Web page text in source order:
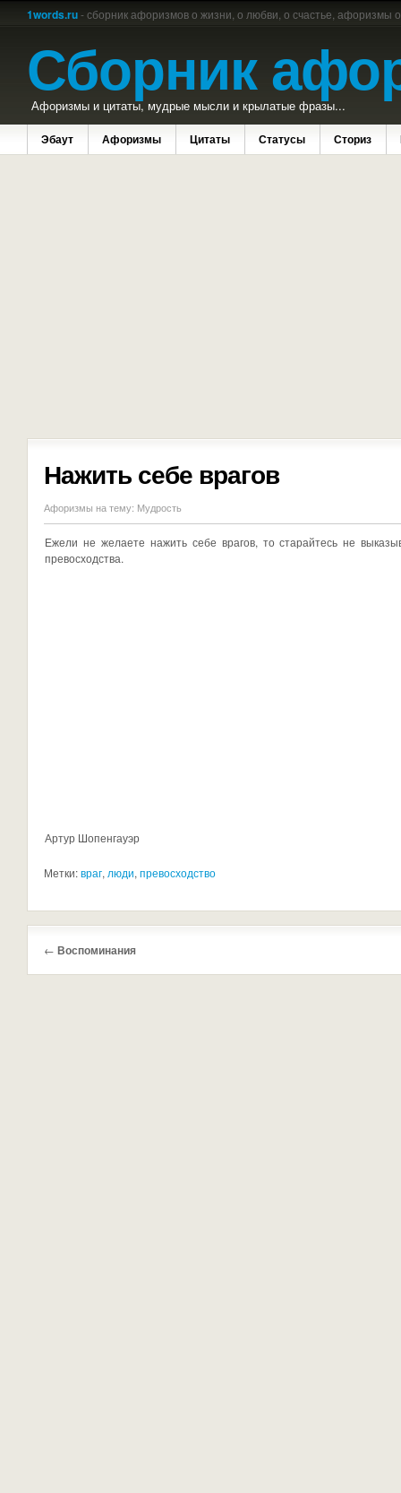
1words.ru- сборник афоризмов о жизни, о любви, о счастье,
Сборник
Афоризмы и цитаты, мудрые мысли и крылатые фразы...
Эбаут Афоризмы Цитаты Статусы Сториз
Нажить себе врагов
Афоризмы на тему: Мудрость
Ежели не желаете нажить себе врагов, то старайтесь не
превосходства.
Артур Шопенгауэр
Метки:враг, люди, превосходство
← Воспоминания